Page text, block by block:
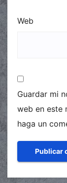
Web
Guardar mi
web en este
haga un